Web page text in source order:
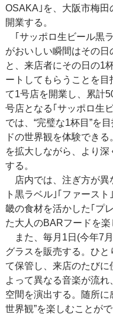
OSAKA｣を、大阪市梅
開業する。
｢サッポロ生ビール黒
がおいしい瞬間はその
と、来店者にその日の1
ートしてもらうことを
て1号店を開業し、累計
号店となる｢サッポロ生
では、“完璧な1杯目”を
ドの世界観を体験でき
を拡大しながら、より
する。
店内では、注ぎ方が異
ト黒ラベル｣｢ファース
畿の食材を活かした｢プ
た大人のBARフードを楽
また、毎月1日(今年7
グラスを販売する。ひ
て保管し、来店のたび
よって異なる音楽が流
空間を演出する。随所に
世界観”を楽しむことがで